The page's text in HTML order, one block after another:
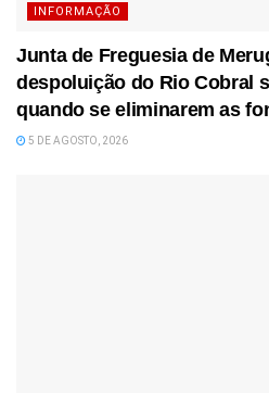
INFORMAÇÃO
Junta de Freguesia de
despoluição do Rio Cobral
quando se eliminarem as
5 DE AGOSTO, 2026